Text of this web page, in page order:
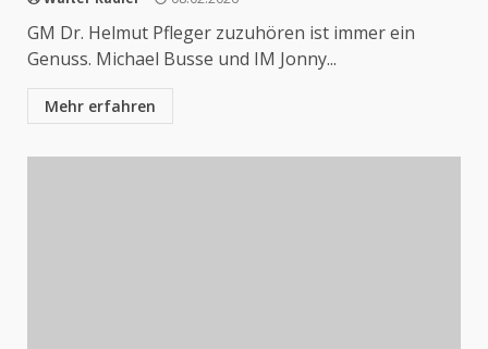
GM Dr. Helmut Pfleger zuzuhören ist immer ein
Genuss. Michael Busse und IM Jonny...
Mehr erfahren